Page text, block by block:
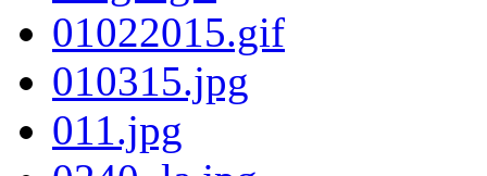
01022015.gif
010315.jpg
011.jpg